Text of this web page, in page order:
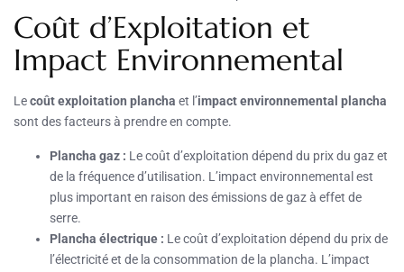
Coût d’Exploitation et
Impact Environnemental
Lecoût exploitation plancha et l’impact environnemental plancha
sont des facteurs à prendre en compte.
Plancha gaz : Le coût d’exploitation dépend du prix du gaz et
de la fréquence d’utilisation. L’impact environnemental est
plus important en raison des émissions de gaz à effet de
serre.
Plancha électrique : Le coût d’exploitation dépend du prix de
l’électricité et de la consommation de la plancha. L’impact